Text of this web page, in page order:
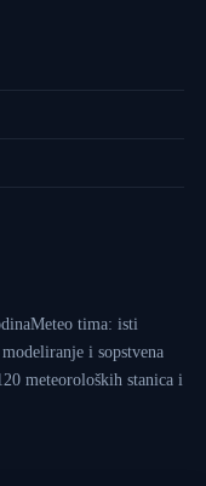
tima: isti
i sopstvena
meteoroloških stanica i